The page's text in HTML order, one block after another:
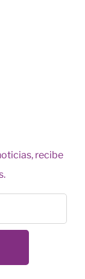
recibe